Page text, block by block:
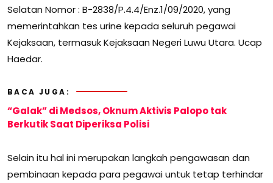
Selatan Nomor : B-2838/P.4.4/Enz.1/09/2020, yang
memerintahkan tes urine kepada seluruh pegawai
Kejaksaan, termasuk Kejaksaan Negeri Luwu Utara. Ucap
Haedar.
BACA JUGA:
“Galak” di Medsos, Oknum Aktivis Palopo tak
Berkutik Saat Diperiksa Polisi
Selain itu hal ini merupakan langkah pengawasan dan
pembinaan kepada para pegawai untuk tetap terhindar